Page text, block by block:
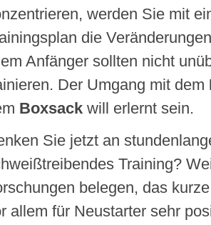
werden Sie mit
die
Anfänger sollten nicht
Der Umgang mit dem
Boxsackwill erlernt sein.
Sie jetzt an
Training?
belegen, das
allem für Neustarter sehr